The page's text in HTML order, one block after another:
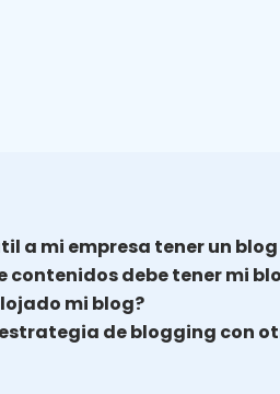
a mi empresa tener un
contenidos debe tener mi
mi blog?
de blogging con